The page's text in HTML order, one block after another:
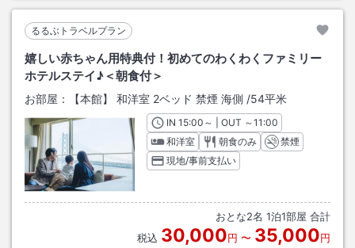
るるぶトラベルプラン
嬉しい赤ちゃん用特典付！初めてのわくわくファミリー
ホテルステイ♪＜朝食付＞
お部屋： 【本館】 和洋室 2ベッド 禁煙 海側 /54平米
INチェックイン
15:00 ～ | OUT チェックアウト
～11:00
和洋室
朝食のみ
禁煙
現地/事前支払い
おとな2名 1泊1部屋 合計
税込 30,000円 〜 35,000円